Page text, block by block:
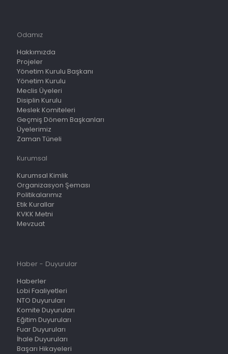
Odamız
Hakkımızda
Projeler
Yönetim Kurulu Başkanı
Yönetim Kurulu
Meclis Üyeleri
Disiplin Kurulu
Meslek Komiteleri
Geçmiş Dönem Başkanları
Üyelerimiz
Zaman Tüneli
Kurumsal
Kurumsal Kimlik
Organizasyon Şeması
Politikalarımız
Etik Kurallar
KVKK Metni
Mevzuat
Haber - Duyurular
Haberler
Lobi Faaliyetleri
NTO Duyuruları
Komite Duyuruları
Eğitim Duyuruları
Fuar Duyuruları
İhale Duyuruları
Başarı Hikayeleri